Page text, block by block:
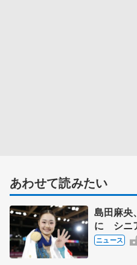
あわせて読みたい
島田麻央
に シニ
ニュース